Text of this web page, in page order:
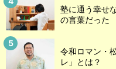
塾に通う幸せ
の言葉だった
令和ロマン・
レ」とは？